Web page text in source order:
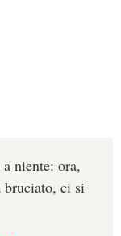
niente: ora,
bruciato, ci si